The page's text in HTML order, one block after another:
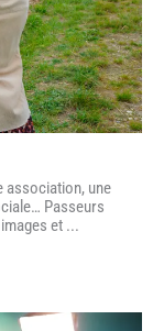
association, une
Passeurs
et ...